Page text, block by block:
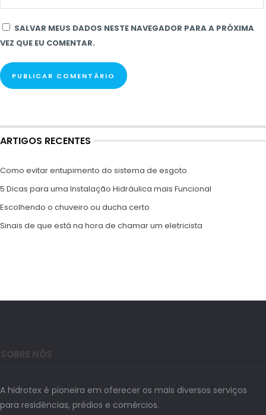
SALVAR MEUS DADOS NESTE NAVEGADOR PARA A PRÓXIMA
VEZ QUE EU COMENTAR.
ARTIGOS RECENTES
Como evitar entupimento do sistema de esgoto
5 Dicas para uma Instalação Hidráulica mais Funcional
Escolhendo o chuveiro ou ducha certo
Sinais de que está na hora de chamar um eletricista
A hidrotex é pioneira em oferecer os mais diversos serviços
para residências, prédios e comércios.